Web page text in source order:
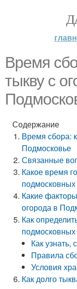
Время
тыкву с
Содержание
Время сбора:
Подмосковье
Связанные
Какое время
подмосковных
Какие
огорода в
Как
подмосковных
Как узнать,
Правила
Условия
Как долго